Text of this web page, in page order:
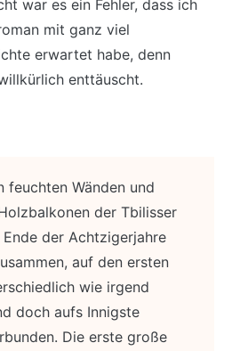
war es ein Fehler, dass ich
mit ganz viel
erwartet habe, denn
enttäuscht.
feuchten Wänden und
der Tbilisser
der Achtzigerjahre
auf den ersten
wie irgend
doch aufs Innigste
Die erste große